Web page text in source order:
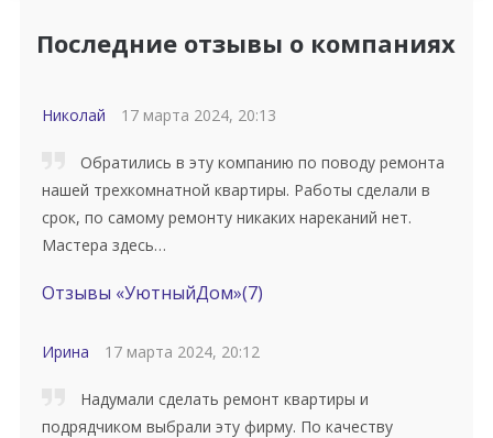
Последние отзывы о компаниях
Николай 17 марта 2024, 20:13
Обратились в эту компанию по поводу ремонта
нашей трехкомнатной квартиры. Работы сделали в
срок, по самому ремонту никаких нареканий нет.
Мастера здесь…
Отзывы «УютныйДом»(7)
Ирина 17 марта 2024, 20:12
Надумали сделать ремонт квартиры и
подрядчиком выбрали эту фирму. По качеству